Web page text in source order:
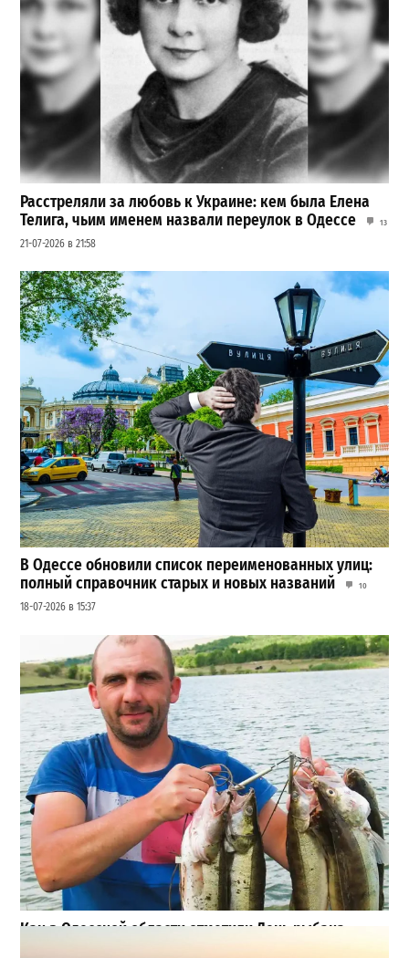
Расстреляли за любовь к Украине: кем была Елена
Телига, чьим именем назвали переулок в Одессе
13
21-07-2026 в 21:58
В Одессе обновили список переименованных улиц:
полный справочник старых и новых названий
10
18-07-2026 в 15:37
Как в Одесской области отметили День рыбака:
большие трофеи, искренние эмоции и яркие фото